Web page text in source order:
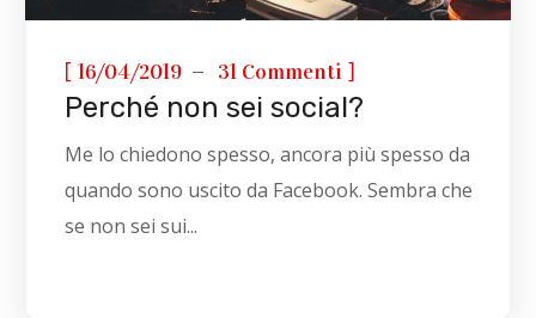
[16/04/2019 31 Commenti ]
Perché non sei social?
Me lo chiedono spesso, ancora più spesso da
quando sono uscito da Facebook. Sembra che
se non sei sui...